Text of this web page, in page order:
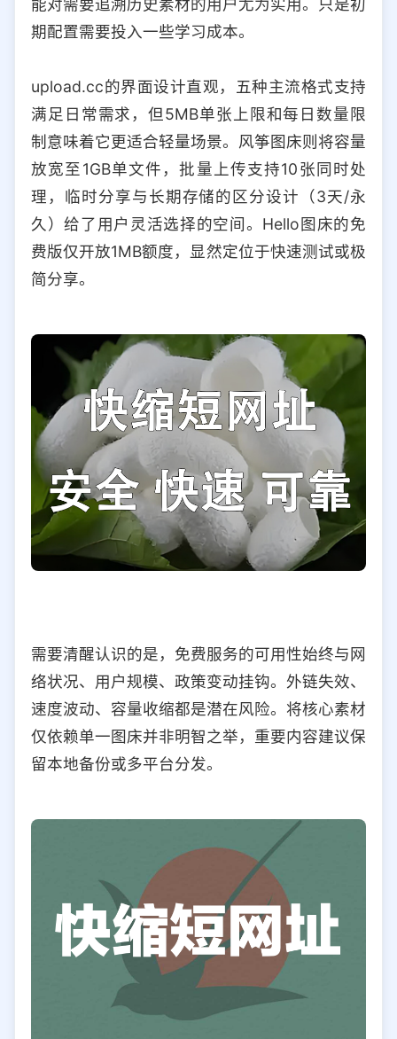
期配置需要投入一些学习成本。
upload.cc的界面设计直观，五种主流格式支持
满足日常需求，但5MB单张上限和每日数量限
制意味着它更适合轻量场景。风筝图床则将容量
放宽至1GB单文件，批量上传支持10张同时处
理，临时分享与长期存储的区分设计（3天/永
久）给了用户灵活选择的空间。Hello图床的免
费版仅开放1MB额度，显然定位于快速测试或极
简分享。
需要清醒认识的是，免费服务的可用性始终与网
络状况、用户规模、政策变动挂钩。外链失效、
速度波动、容量收缩都是潜在风险。将核心素材
仅依赖单一图床并非明智之举，重要内容建议保
留本地备份或多平台分发。